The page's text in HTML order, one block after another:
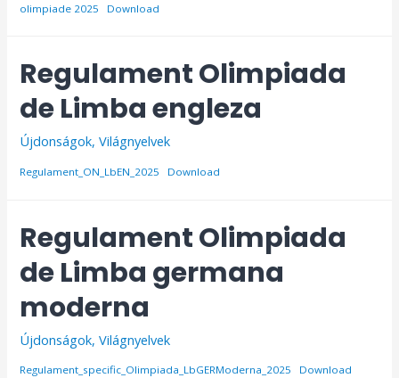
olimpiade 2025 Download
Regulament Olimpiada
de Limba engleza
Újdonságok,Világnyelvek
Regulament_ON_LbEN_2025 Download
Regulament Olimpiada
de Limba germana
moderna
Újdonságok,Világnyelvek
Regulament_specific_Olimpiada_LbGERModerna_2025 Download